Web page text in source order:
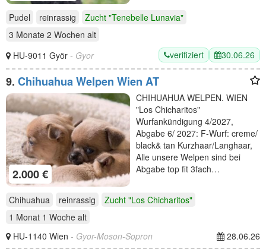
Pudel reinrassig
Zucht "Tenebelle Lunavia"
3 Monate 2 Wochen alt
HU-9011 Györ - Gyor verifiziert 30.06.26
9. Chihuahua Welpen Wien AT
2.000 €
CHIHUAHUA WELPEN. WIEN
"Los Chicharitos"
Wurfankündigung 4/2027,
Abgabe 6/ 2027: F-Wurf: creme/
black& tan Kurzhaar/Langhaar,
Alle unsere Welpen sind bei
Abgabe top fit 3fach…
Chihuahua reinrassig
Zucht "Los Chicharitos"
1 Monat 1 Woche alt
HU-1140 Wien - Gyor-Moson-Sopron 28.06.26